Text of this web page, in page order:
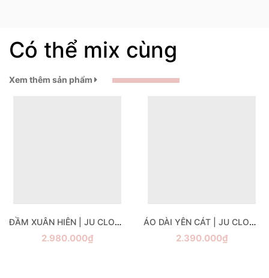
Có thể mix cùng
Xem thêm sản phẩm
ĐẦM XUÂN HIÊN | JU CLOTHING
2.980.000₫
ÁO DÀI YÊN CÁT | JU CLOTHING
2.390.000₫